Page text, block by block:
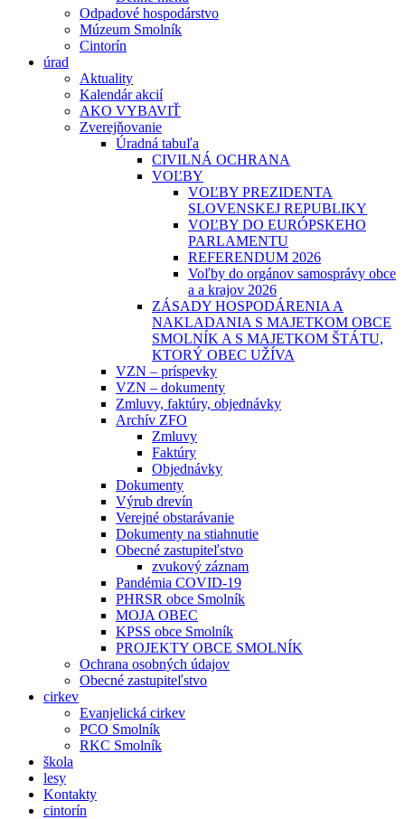
Odpadové hospodárstvo
Múzeum Smolník
Cintorín
úrad
Aktuality
Kalendár akcií
AKO VYBAVIŤ
Zverejňovanie
Úradná tabuľa
CIVILNÁ OCHRANA
VOĽBY
VOĽBY PREZIDENTA
SLOVENSKEJ REPUBLIKY
VOĽBY DO EURÓPSKEHO
PARLAMENTU
REFERENDUM 2026
Voľby do orgánov samosprávy obce
a a krajov 2026
ZÁSADY HOSPODÁRENIA A
NAKLADANIA S MAJETKOM OBCE
SMOLNÍK A S MAJETKOM ŠTÁTU,
KTORÝ OBEC UŽÍVA
VZN – príspevky
VZN – dokumenty
Zmluvy, faktúry, objednávky
Archív ZFO
Zmluvy
Faktúry
Objednávky
Dokumenty
Výrub drevín
Verejné obstarávanie
Dokumenty na stiahnutie
Obecné zastupiteľstvo
zvukový záznam
Pandémia COVID-19
PHRSR obce Smolník
MOJA OBEC
KPSS obce Smolník
PROJEKTY OBCE SMOLNÍK
Ochrana osobných údajov
Obecné zastupiteľstvo
cirkev
Evanjelická cirkev
PCO Smolník
RKC Smolník
škola
lesy
Kontakty
cintorín